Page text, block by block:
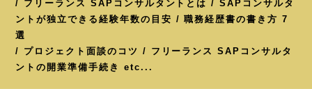
/ フリーランス SAPコンサルタントとは / SAPコンサルタ
ントが独立できる経験年数の目安 / 職務経歴書の書き方 7
選
/ プロジェクト面談のコツ / フリーランス SAPコンサルタ
ントの開業準備手続き etc...